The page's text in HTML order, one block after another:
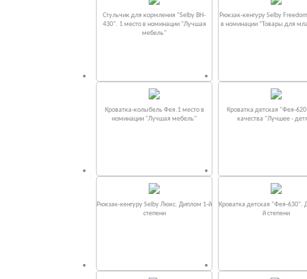
Стульчик для кормления "Selby BH-
430". 1 место в номинации "Лучшая
мебель"
Рюкзак-кенгуру Selby
в номинации “Товары для
Кроватка-колыбель Фея.1 место в
номинации "Лучшая мебель"
Кроватка детская "Фея-
качества "Лучшее -
Рюкзак-кенгуру Selby Люкс. Диплом 1-й
степени
Кроватка детская "Фея-630".
й степени